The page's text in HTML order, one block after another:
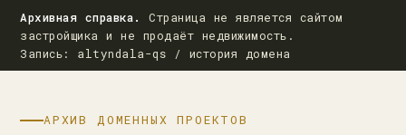
Архивная справка.
Страница не является сайтом
застройщика и не продаёт недвижимость.
Запись: altyndala-qs / история домена
АРХИВ ДОМЕННЫХ ПРОЕКТОВ